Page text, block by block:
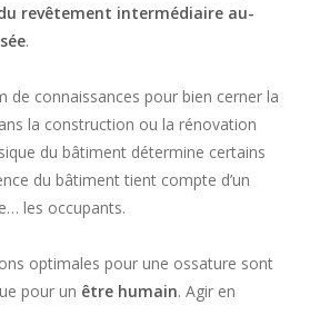
revêtement intermédiaire au-
.
de connaissances pour bien cerner la
la construction ou la rénovation
du bâtiment détermine certains
du bâtiment tient compte d’un
les occupants.
optimales pour une ossature sont
pour un être humain. Agir en